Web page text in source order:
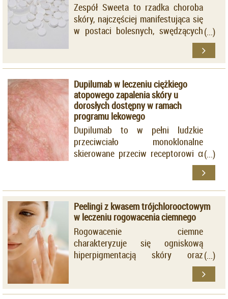
Zespół Sweeta to rzadka choroba
skóry, najczęściej manifestująca się
w postaci bolesnych, swędzących
zmian rumieniowo-grudkowych,
którym w obrazie
histopatologicznym odpowiadają
gęste nacieki neutrofilowe
zlokalizowane w górnych partiach
skóry właściwej.
Dupilumab w leczeniu ciężkiego
atopowego zapalenia skóry u
dorosłych dostępny w ramach
programu lekowego
Dupilumab to w pełni ludzkie
przeciwciało monoklonalne
skierowane przeciw receptorowi α
interleukiny 4 (IL-4), który hamuje
przekazywanie sygnałów za
pośrednictwem IL-4/IL-13.
Peelingi z kwasem trójchlorooctowym
w leczeniu rogowacenia ciemnego
Rogowacenie ciemne
charakteryzuje się ogniskową
hiperpigmentacją skóry oraz
nadmiernym rogowaceniem,
najczęściej w przebiegu
insulinooporności.